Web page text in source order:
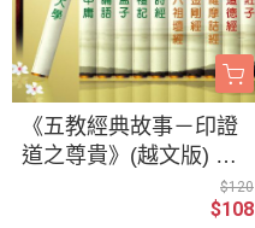
《五教經典故事－印證
道之尊貴》(越文版) 《T
ruyện Kinh Điển Ngũ Gi
áo－Minh Chứng Cho S
$120
$108